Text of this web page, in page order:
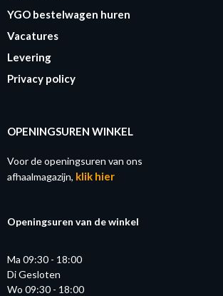
YGO bestelwagen huren
Vacatures
Levering
Privacy policy
OPENINGSUREN WINKEL
Voor de openingsuren van ons
afhaalmagazijn, klik hier
Openingsuren van de winkel
Ma 09:30 - 18:00
Di Gesloten
Wo 09:30 - 18:00